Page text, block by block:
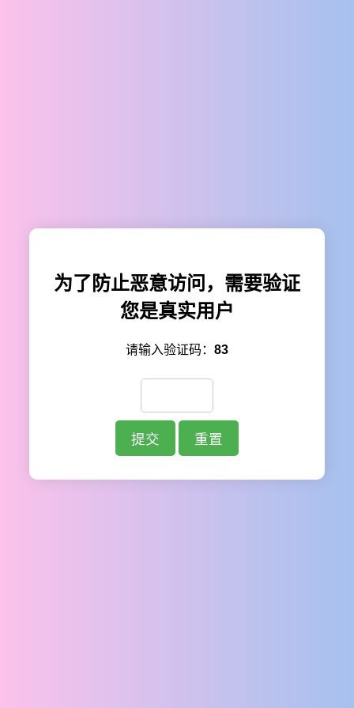
为了防止恶意访问，需要验证
您是真实用户
请输入验证码： 83
提交 重置